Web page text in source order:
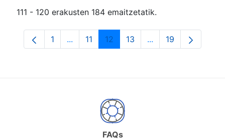
111 - 120 erakusten 184 emaitzetatik.
Orrialdea
1 ...Intermediate Pages Use TAB to navigate.
Orrialdea
11 Orrialdea
12 Orrialdea
13 ...Intermediate
Orrialdea
19
FAQs